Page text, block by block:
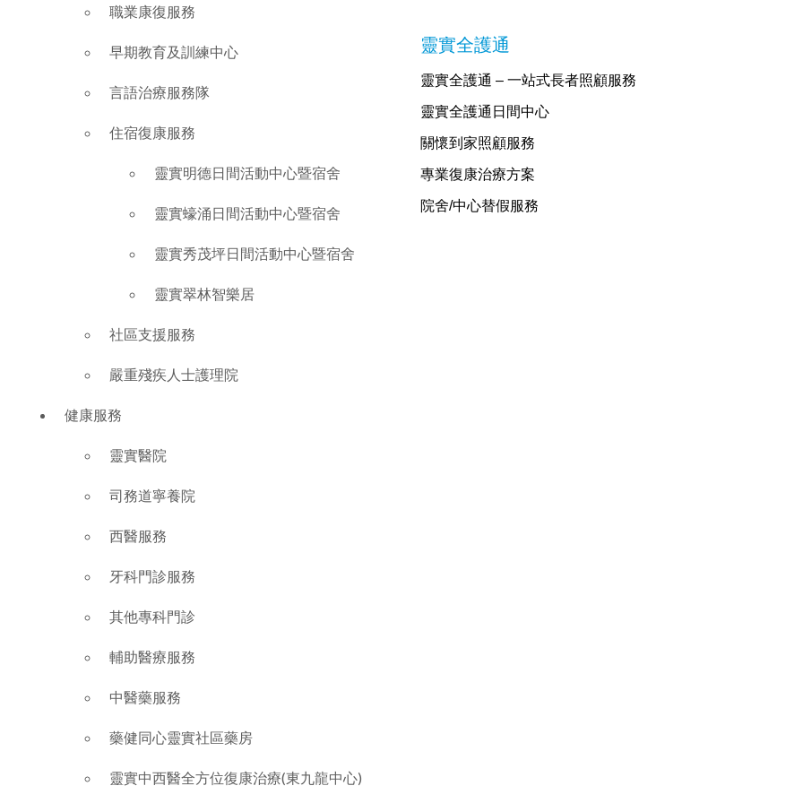
職業康復服務
早期教育及訓練中心
言語治療服務隊
住宿復康服務
靈實明德日間活動中心暨宿舍
靈實蠔涌日間活動中心暨宿舍
靈實秀茂坪日間活動中心暨宿舍
靈實翠林智樂居
社區支援服務
嚴重殘疾人士護理院
健康服務
靈實醫院
司務道寧養院
西醫服務
牙科門診服務
其他專科門診
輔助醫療服務
中醫藥服務
藥健同心靈實社區藥房
靈實中西醫全方位復康治療(東九龍中心)
靈實全護通
靈實全護通 – 一站式長者照顧服務
靈實全護通日間中心
關懷到家照顧服務
專業復康治療方案
院舍/中心替假服務